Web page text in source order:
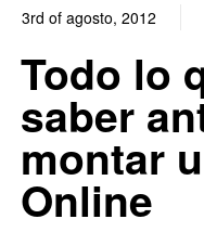
3rd of agosto, 2012
Todo lo
saber
montar
Online